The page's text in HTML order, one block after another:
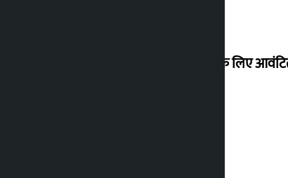
शेखर ने कोईराला आवास के नवीनीकरण के लिए